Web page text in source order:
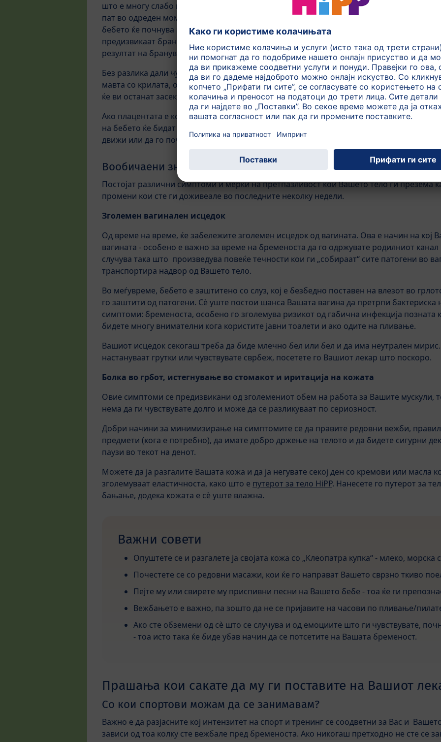
што е многу слабо и не сте можеле да го препознаете. Ќе почнете да чувствувате
пат во одреден момент помеѓу 20-та и 24-та недела, ако ова е Вашата прва бременост.
бебето ќе почнува повеќе да се движи, и постои шанса дека ќе тоа ќе го
предизвикаат бранување на плодовата вода. Првото што ќе го почувствувате може
резултат на бранување на плодовата вода.
Без разлика дали чувствувате како „меурчиња од сапуница„ кои ви пукнуваат на
мавта со крилата, овие нежни „удари” во Вашата матка се едни од највозбудливите
ќе ви останат засекогаш во сеќавање.
Ако плацентата е кон предниот дел на Вашата матка или ако Вашиот абдоменален
на бебето ќе бидат „пригушени“ и ќе ги почувствувате малку подоцна. Сè уште нема
движи или да го почувствувате со поставување на раката на стомакот.
Вообичаени знаци и симптоми
Постојат различни симптоми и мерки на претпазливост кои Вашето тело ги презема
промени кои сте ги доживеале во последните неколку недели.
Зголемен вагинален исцедок
Од време на време, ќе забележите зголемен исцедок од вагината. Ова е начин на кој
вагината - особено е важно за време на бременоста да го одржувате родилниот канал
случува така што произведува повеќе течности кои ги „собираат“ сите патогени во
транспортира надвор од Вашето тело.
Во меѓувреме, бебето е заштитено со слуз, кој е безбедно поставен на влезот во
го заштити од патогени. Сè уште постои шанса Вашата вагина да претрпи
симптоми: бременоста, особено го зголемува ризикот од габична инфекција позната
бидете многу внимателни кога користите јавни тоалети и ако одите на пливање.
Вашиот исцедок секогаш треба да биде млечно бел или бел и да има неутрален
настануваат грутки или чувствувате сврбеж, посетете го Вашиот лекар што поскоро.
Болка во грбот, истегнување во стомакот и иритација на кожата
Овие симптоми се предизвикани од зголемениот обем на работа за Вашите мускули,
нема да ги чувствувате долго и може да се разликуваат по сериозност.
Добри начини за минимизирање на симптомите се да правите редовни вежби,
предмети (кога е потребно), да имате добро држење на телото и да бидете сигурни
паузи во текот на денот.
Можете да ја разгалите Вашата кожа и да ја негувате секој ден со кремови или масла
зголемуваат еластичноста, како што е путерот за тело HiPP. Нанесете го путерот за
бањање, додека кожата е сè уште влажна.
Важни совети
Опуштете се и разгалете ја својата кожа со „Клеопатра купка“ - млеко, морска
Почестете се со редовни масажи, кои ќе го направат Вашето сврзно ткиво
Пејте му или свирете му приспивни песни на Вашето бебе - тоа ќе ги
Вежбањето е важно, па зошто да не се пријавите на часови по пливање/
Ако сте обземени од сè што се случува и од емоциите што ги чувствувате,
- тоа исто така ќе биде убав начин да се потсетите на Вашата бременост.
Прашања кои сакате да му ги поставите на Вашиот
Со кои спортови можам да се занимавам?
Важно е да разјасните кој интензитет на спорт и тренинг се соодветни за Вас и
зависи од тоа колку сте вежбале пред бременоста. Ако никогаш претходно не сте се